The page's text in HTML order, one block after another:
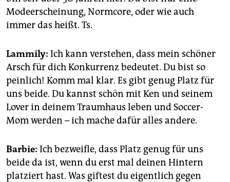
Modeerscheinung, Normcore, oder wie auch
immer das heißt. Ts.
Lammily: Ich kann verstehen, dass mein schöner
Arsch für dich Konkurrenz bedeutet. Du bist so
peinlich! Komm mal klar. Es gibt genug Platz für
uns beide. Du kannst schön mit Ken und seinem
Lover in deinem Traumhaus leben und Soccer-
Mom werden – ich mache dafür alles andere.
Barbie: Ich bezweifle, dass Platz genug für uns
beide da ist, wenn du erst mal deinen Hintern
platziert hast. Was giftest du eigentlich gegen